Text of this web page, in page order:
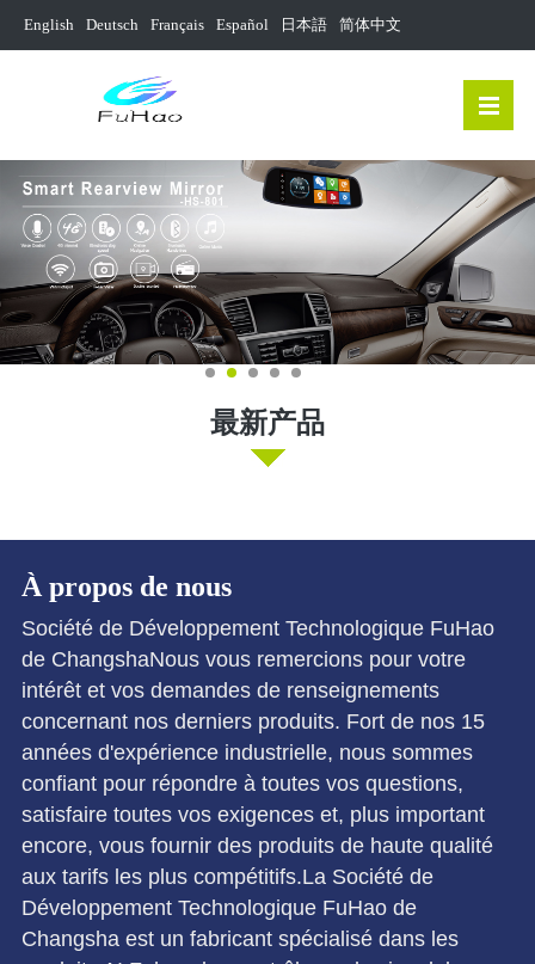
English Deutsch Français Español 日本語 简体中文
最新产品
À propos de nous
Société de Développement Technologique FuHao
de ChangshaNous vous remercions pour votre
intérêt et vos demandes de renseignements
concernant nos derniers produits. Fort de nos 15
années d'expérience industrielle, nous sommes
confiant pour répondre à toutes vos questions,
satisfaire toutes vos exigences et, plus important
encore, vous fournir des produits de haute qualité
aux tarifs les plus compétitifs.La Société de
Développement Technologique FuHao de
Changsha est un fabricant spécialisé dans les